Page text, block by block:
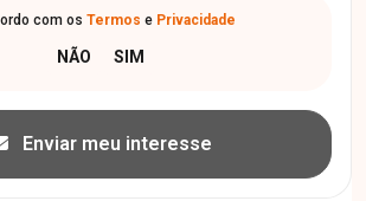
com os Termos e Privacidade
Enviar meu interesse